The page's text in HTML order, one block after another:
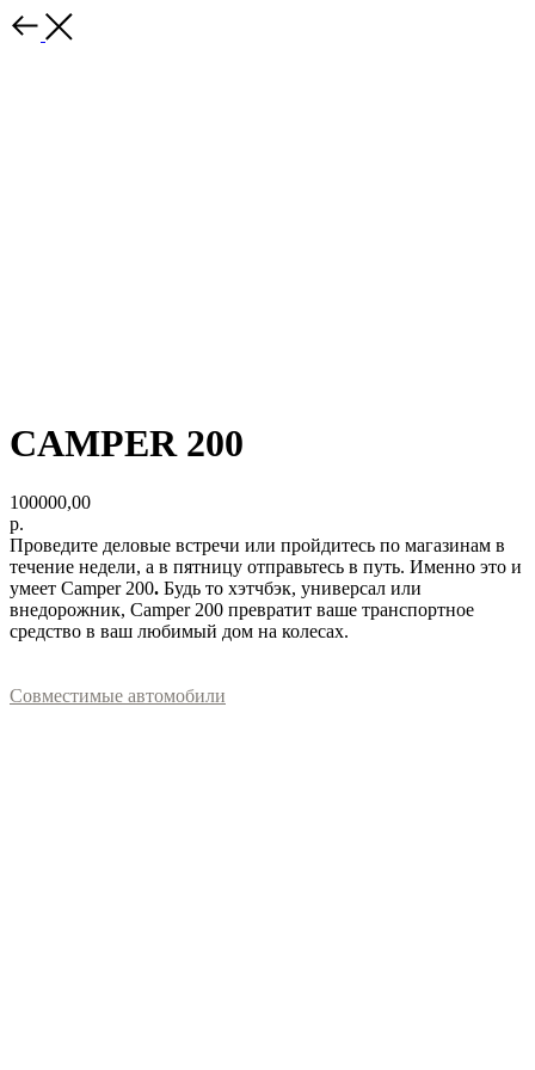
CAMPER 200
100000,00
р.
Проведите деловые встречи или пройдитесь по магазинам в
течение недели, а в пятницу отправьтесь в путь. Именно это и
умеет Camper 200. Будь то хэтчбэк, универсал или
внедорожник, Camper 200 превратит ваше транспортное
средство в ваш любимый дом на колесах.
Совместимые автомобили